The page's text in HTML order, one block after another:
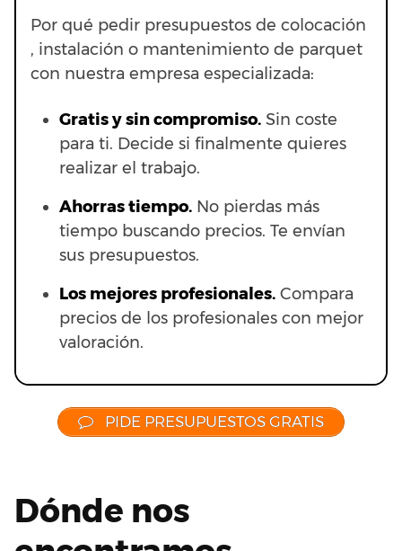
Por qué pedir presupuestos de colocación
, instalación o mantenimiento de parquet
con nuestra empresa especializada:
Gratis y sin compromiso. Sin coste
para ti. Decide si finalmente quieres
realizar el trabajo.
Ahorras tiempo. No pierdas más
tiempo buscando precios. Te envían
sus presupuestos.
Los mejores profesionales. Compara
precios de los profesionales con mejor
valoración.
PIDE PRESUPUESTOS GRATIS
Dónde nos